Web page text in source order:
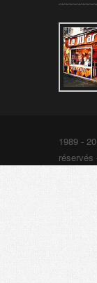
1989 -
réservés